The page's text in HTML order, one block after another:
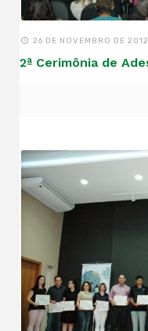
26 DE NOVEMBRO DE 2012
2ª Cerimônia de